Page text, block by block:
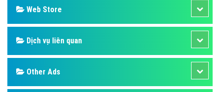
Web Store
Dịch vụ liên quan
Other Ads